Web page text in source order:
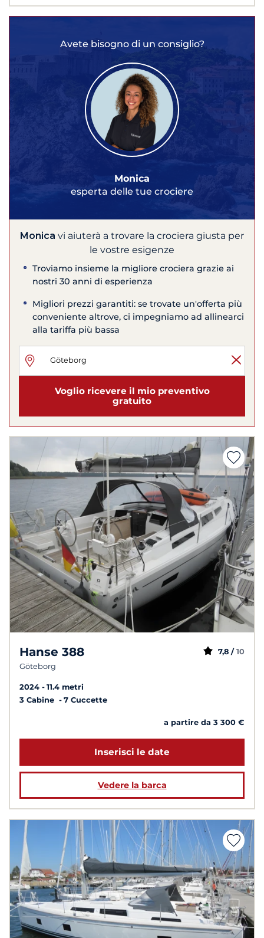
Avete bisogno di un consiglio?
Monica
esperta delle tue crociere
Monica vi aiuterà a trovare la crociera giusta per
le vostre esigenze
Troviamo insieme la migliore crociera grazie ai
nostri 30 anni di esperienza
Migliori prezzi garantiti: se trovate un'offerta più
conveniente altrove, ci impegniamo ad allinearci
alla tariffa più bassa
Voglio ricevere il mio preventivo
gratuito
Hanse 388
Göteborg
7,8 / 10
2024
11.4 metri
3 Cabine
7 Cuccette
a partire da 3 300 €
Inserisci le date
Vedere la barca